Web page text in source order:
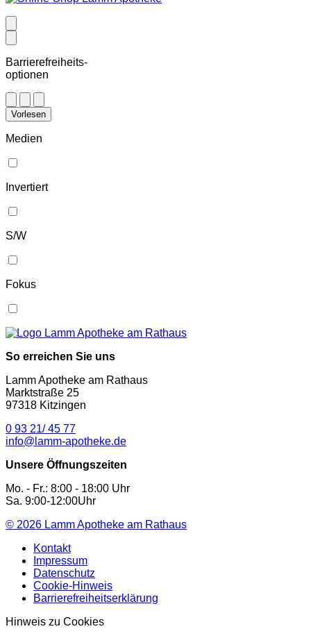
Barrierefreiheits-
optionen
Vorlesen
Medien
Invertiert
S/W
Fokus
So erreichen Sie uns
Lamm Apotheke am Rathaus
Marktstraße 25
97318 Kitzingen
0 93 21/ 45 77
info@lamm-apotheke.de
Unsere Öffnungszeiten
Mo. - Fr.: 8:00 - 18:00 Uhr
Sa. 9:00-12:00Uhr
© 2026 Lamm Apotheke am Rathaus
Kontakt
Impressum
Datenschutz
Cookie-Hinweis
Barrierefreiheitserklärung
Hinweis zu Cookies